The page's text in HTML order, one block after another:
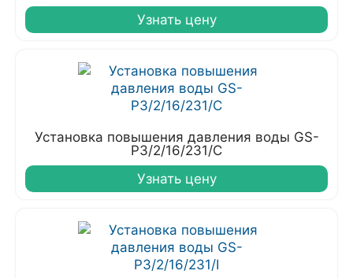
Узнать цену
Установка повышения давления воды GS-
P3/2/16/231/C
Узнать цену